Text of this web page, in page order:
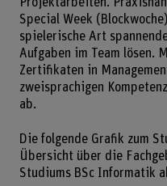
Special Week
spielerische Art
Aufgaben im Team lösen.
Zertifikaten in
zweisprachigen
ab.
Die folgende Grafik zum
Übersicht über die
Studiums BSc Informatik